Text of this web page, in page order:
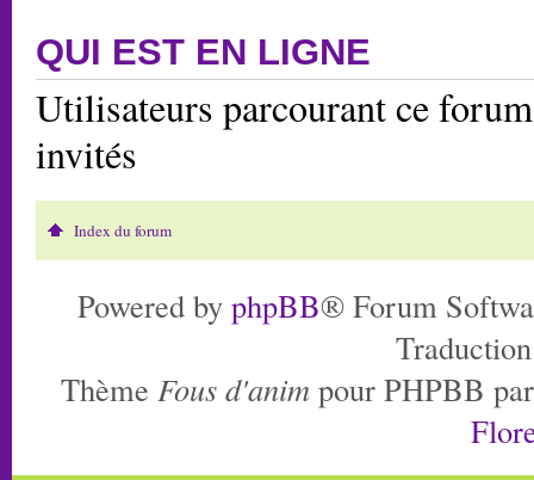
QUI EST EN LIGNE
Utilisateurs parcourant ce
invités
Index du forum
Powered by phpBB® Forum
Thème Fous d'anim pour PHPBB